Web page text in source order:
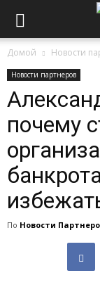
Домой Новости
Новости партнеров
почему
По Новости